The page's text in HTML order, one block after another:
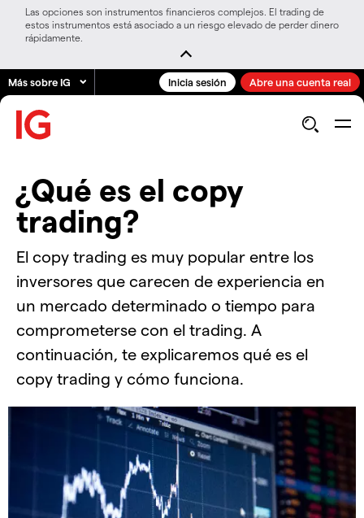
Las opciones son instrumentos financieros complejos. El trading de
estos instrumentos está asociado a un riesgo elevado de perder dinero
rápidamente.
Más sobre IG Inicia sesión Abre una cuenta real
¿Qué es el copy
trading?
El copy trading es muy popular entre los
inversores que carecen de experiencia en
un mercado determinado o tiempo para
comprometerse con el trading. A
continuación, te explicaremos qué es el
copy trading y cómo funciona.